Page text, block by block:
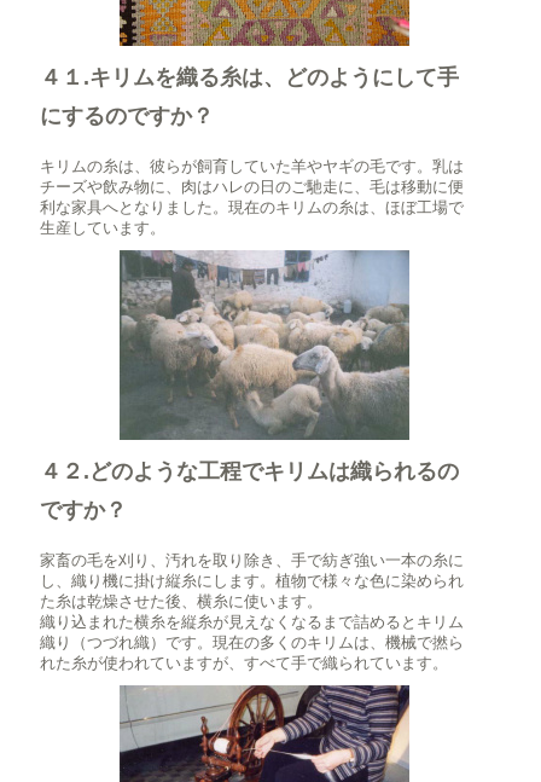
４１.キリムを織る糸は、どのようにして手
にするのですか？
キリムの糸は、彼らが飼育していた羊やヤギの毛です。乳は
チーズや飲み物に、肉はハレの日のご馳走に、毛は移動に便
利な家具へとなりました。現在のキリムの糸は、ほぼ工場で
生産しています。
４２.どのような工程でキリムは織られるの
ですか？
家畜の毛を刈り、汚れを取り除き、手で紡ぎ強い一本の糸に
し、織り機に掛け縦糸にします。植物で様々な色に染められ
た糸は乾燥させた後、横糸に使います。
織り込まれた横糸を縦糸が見えなくなるまで詰めるとキリム
織り（つづれ織）です。現在の多くのキリムは、機械で撚ら
れた糸が使われていますが、すべて手で織られています。